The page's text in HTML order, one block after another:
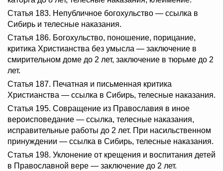
Статья 183. Непубличное богохульство — ссылка в
Сибирь и телесные наказания.
Статья 186. Богохульство, поношение, порицание,
критика Христианства без умысла — заключение в
смирительном доме до 2 лет, заключение в тюрьме до 2
лет.
Статья 187. Печатная и письменная критика
Христианства — ссылка в Сибирь, телесные наказания.
Статья 195. Совращение из Православия в иное
вероисповедание — ссылка, телесные наказания,
исправительные работы до 2 лет. При насильственном
принуждении — ссылка в Сибирь, телесные наказания.
Статья 198. Уклонение от крещения и воспитания детей
в Православной вере — заключение до 2 лет.